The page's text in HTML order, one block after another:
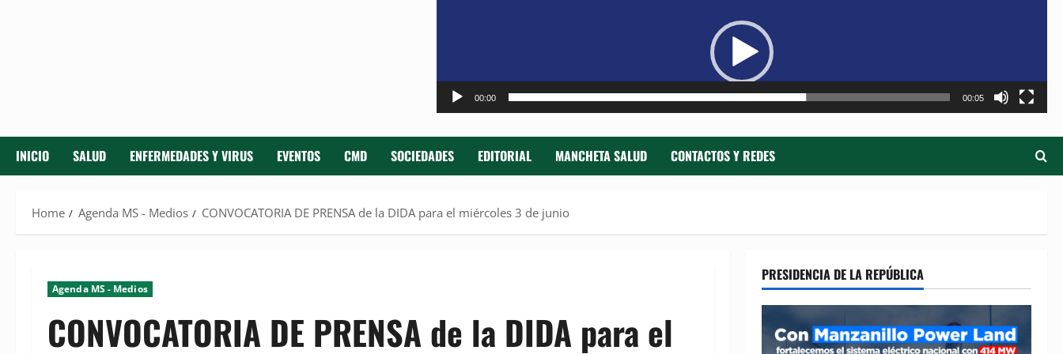
00:00 00:05
INICIO SALUD ENFERMEDADES Y VIRUS EVENTOS CMD SOCIEDADES EDITORIAL MANCHETA SALUD CONTACTOS Y REDES
Home Agenda MS - Medios CONVOCATORIA DE PRENSA de la DIDA para el miércoles 3 de junio
Agenda MS - Medios
CONVOCATORIA DE PRENSA de la DIDA para el
PRESIDENCIA DE LA REPÚBLICA